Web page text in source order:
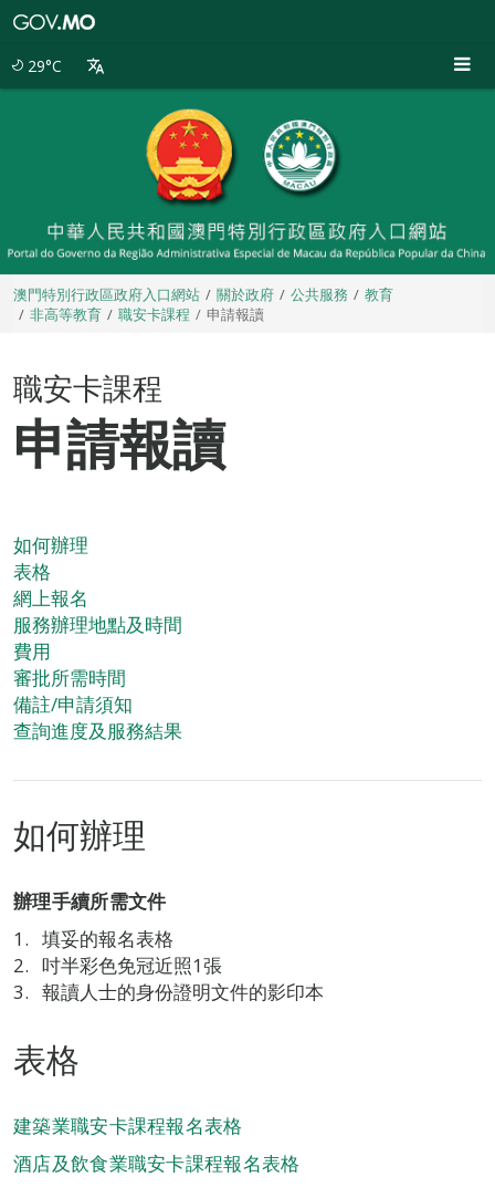
29°C
澳門特別行政區政府入口網站 關於政府 公共服務
教育
非高等教育
職安卡課程 申請報讀
職安卡課程
申請報讀
如何辦理
表格
網上報名
服務辦理地點及時間
費用
審批所需時間
備註/申請須知
查詢進度及服務結果
如何辦理
辦理手續所需文件
填妥的報名表格
吋半彩色免冠近照1張
報讀人士的身份證明文件的影印本
表格
建築業職安卡課程報名表格
酒店及飲食業職安卡課程報名表格